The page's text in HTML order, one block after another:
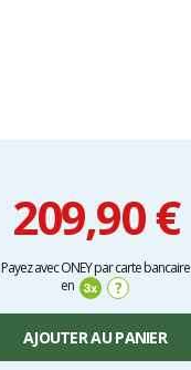
209,90 €
Payez avec ONEY par carte bancaire
en
?
AJOUTER AU PANIER